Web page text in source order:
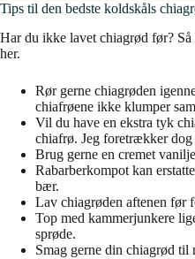
Tips til den bedste koldskåls
Har du ikke lavet chiagrød før?
her.
Rør gerne chiagrøden
chiafrøene ikke klumper
Vil du have en ekstra tyk
chiafrø. Jeg foretrækker dog
Brug gerne en cremet
Rabarberkompot kan
bær.
Lav chiagrøden aftenen før
Top med kammerjunkere
sprøde.
Smag gerne din chiagrød til